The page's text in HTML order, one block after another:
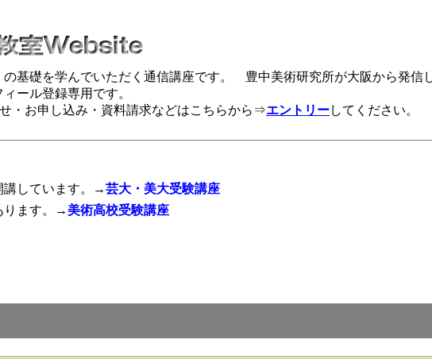
基礎を学んでいただく通信講座です。 豊中美術研究所が大阪から発信
ール登録専用です。
・お申し込み・資料請求などはこちらから⇒エントリーしてください。
講しています。→芸大・美大受験講座
ります。→ 美術高校受験講座